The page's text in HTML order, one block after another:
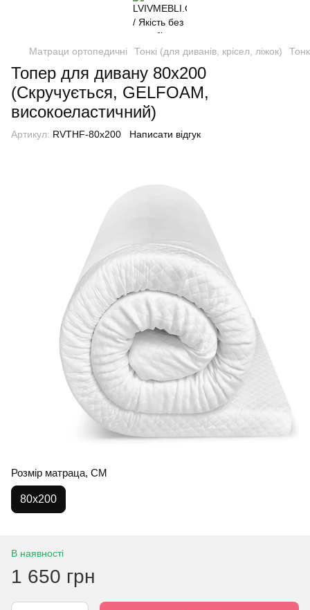
Матраци ортопедичні Тонкі (для диванів, крісел, ліжок)
Топер для дивану 80х200
(Скручується, GELFOAM,
високоеластичний)
Артикул: RVTHF-80x200 Написати відгук
Розмір матраца, СМ
80x200
В наявності
1 650 грн